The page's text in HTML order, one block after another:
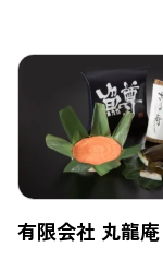
有限会社 丸龍庵